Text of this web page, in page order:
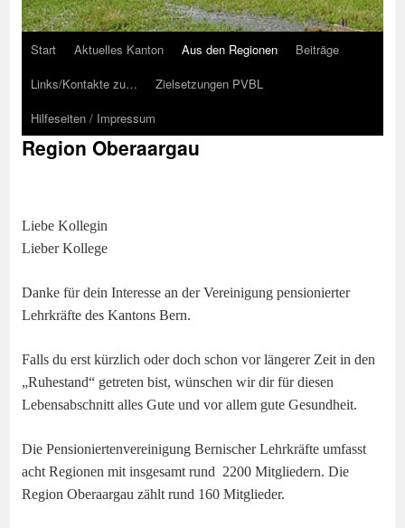
Start Aktuelles Kanton Aus den Regionen
Beiträge
Links/Kontakte zu…
Zielsetzungen PVBL
Hilfeseiten / Impressum
Region Oberaargau
Liebe Kollegin
Lieber Kollege
Danke für dein Interesse an der Vereinigung pensionierter
Lehrkräfte des Kantons Bern.
Falls du erst kürzlich oder doch schon vor längerer Zeit in den
„Ruhestand“ getreten bist, wünschen wir dir für diesen
Lebensabschnitt alles Gute und vor allem gute Gesundheit.
Die Pensioniertenvereinigung Bernischer Lehrkräfte umfasst
acht Regionen mit insgesamt rund 2200 Mitgliedern. Die
Region Oberaargau zählt rund 160 Mitglieder.